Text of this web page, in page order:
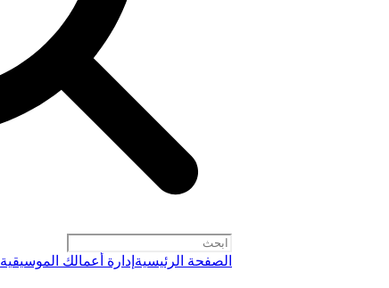
الصفحة الرئيسية إدارة أعمالك الموسيقية